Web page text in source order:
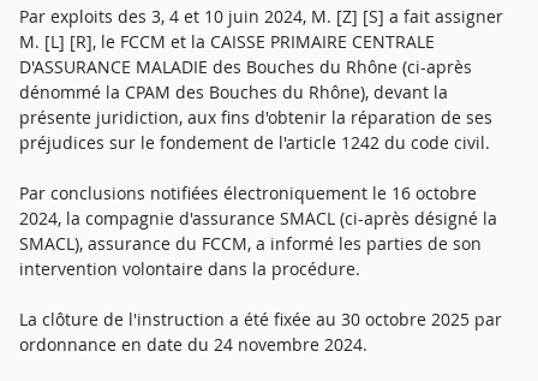
Par exploits des 3, 4 et 10 juin 2024, M. [Z] [S] a fait assigner
M. [L] [R], le FCCM et la CAISSE PRIMAIRE CENTRALE
D'ASSURANCE MALADIE des Bouches du Rhône (ci-après
dénommé la CPAM des Bouches du Rhône), devant la
présente juridiction, aux fins d'obtenir la réparation de ses
préjudices sur le fondement de l'article 1242 du code civil.
Par conclusions notifiées électroniquement le 16 octobre
2024, la compagnie d'assurance SMACL (ci-après désigné la
SMACL), assurance du FCCM, a informé les parties de son
intervention volontaire dans la procédure.
La clôture de l'instruction a été fixée au 30 octobre 2025 par
ordonnance en date du 24 novembre 2024.